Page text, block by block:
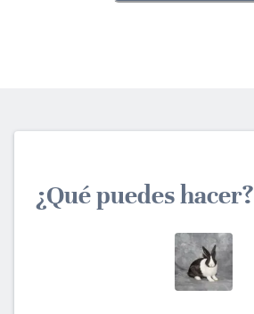
¿Qué puedes hacer?